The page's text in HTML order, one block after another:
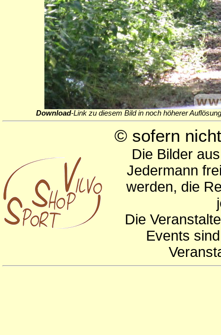
Download-Link zu diesem Bild in noch höherer
© sofern
Die Bilder
Jedermann
werden, die
Die
Events